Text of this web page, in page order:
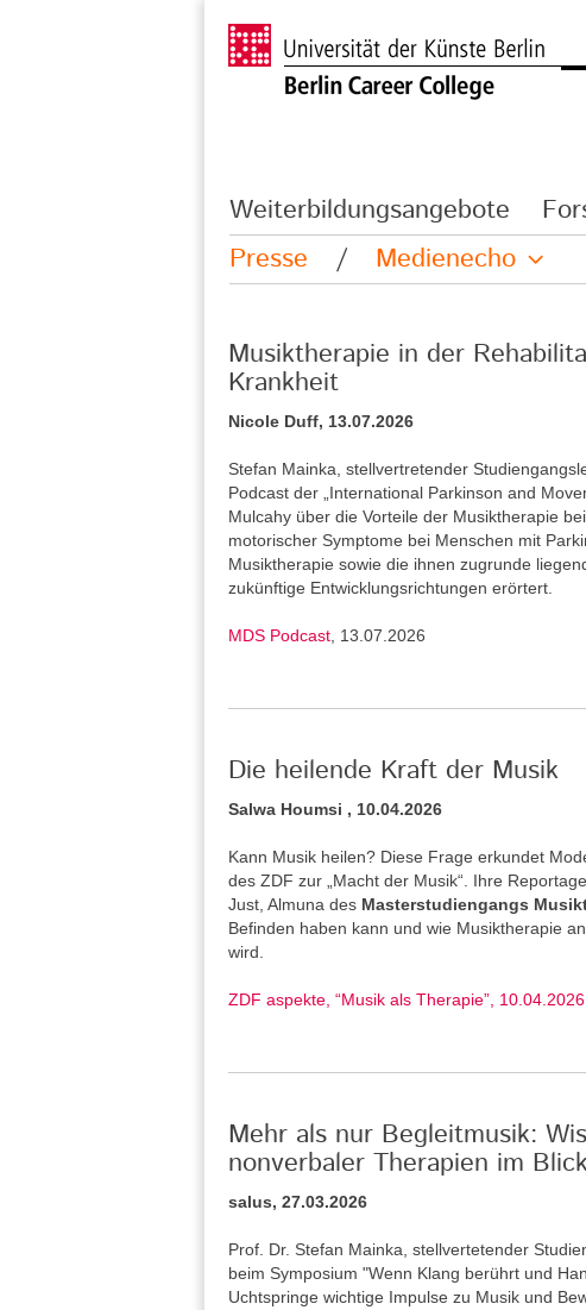
Weiterbildungsangebote
Presse
/ Medienecho
Musiktherapie in der
Krankheit
Nicole Duff, 13.07.2026
Stefan Mainka, stellvertretender
Podcast der „International Parkinson and
Mulcahy über die Vorteile der Musiktherapie
motorischer Symptome bei Menschen mit
Musiktherapie sowie die ihnen zugrunde
zukünftige Entwicklungsrichtungen erörtert.
MDS Podcast , 13.07.2026
Die heilende Kraft der Musik
Salwa Houmsi , 10.04.2026
Kann Musik heilen? Diese Frage erkundet
des ZDF zur „Macht der Musik“. Ihre
Just, Almuna des Masterstudiengangs
Befinden haben kann und wie Musiktherapie
wird.
ZDF aspekte, “Musik als Therapie”, 10.04.2026
Mehr als nur Begleitmusik:
nonverbaler Therapien im
salus, 27.03.2026
Prof. Dr. Stefan Mainka, stellvertetender
beim Symposium "Wenn Klang berührt und
Uchtspringe wichtige Impulse zu Musik und